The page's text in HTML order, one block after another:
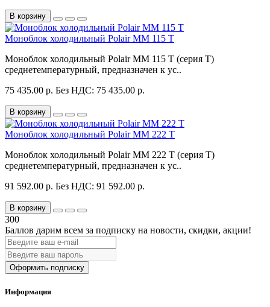
В корзину
Моноблок холодильный Polair MM 115 T
Моноблок холодильный Polair MM 115 T (серия T)
среднетемпературный, предназначен к ус..
75 435.00 р. Без НДС: 75 435.00 р.
В корзину
Моноблок холодильный Polair MM 222 T
Моноблок холодильный Polair MM 222 T (серия T)
среднетемпературный, предназначен к ус..
91 592.00 р. Без НДС: 91 592.00 р.
В корзину
300
Баллов дарим всем за подписку на новости, скидки, акции!
Оформить подписку
Информация